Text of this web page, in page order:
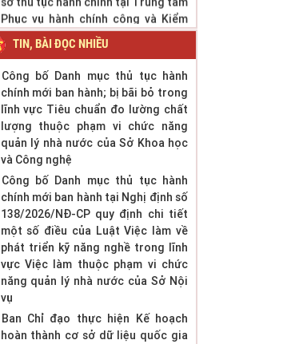
soát TTHC tỉnh
TIN, BÀI ĐỌC NHIỀU
Công bố Danh mục thủ tục hành
chính mới ban hành; bị bãi bỏ trong
lĩnh vực Tiêu chuẩn đo lường chất
lượng thuộc phạm vi chức năng
quản lý nhà nước của Sở Khoa học
và Công nghệ
Công bố Danh mục thủ tục hành
chính mới ban hành tại Nghị định số
138/2026/NĐ-CP quy định chi tiết
một số điều của Luật Việc làm về
phát triển kỹ năng nghề trong lĩnh
vực Việc làm thuộc phạm vi chức
năng quản lý nhà nước của Sở Nội
vụ
Ban Chỉ đạo thực hiện Kế hoạch
hoàn thành cơ sở dữ liệu quốc gia